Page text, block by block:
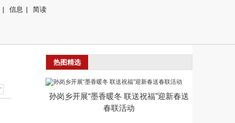
| 信息 | 简读
热图精选
孙岗乡开展“墨香暖冬 联送祝福”迎新春送
春联活动